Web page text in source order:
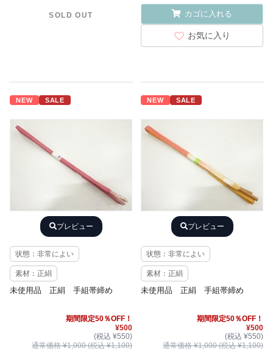
SOLD OUT カゴに入れる
お気に入り
NEW SALE
プレビュー
状態：非常によい
素材：正絹
未使用品 正絹 手組帯締め
期間限定50％OFF！
¥500
(税込 ¥550)
通常価格 ¥1,000 (税込 ¥1,100)
NEW SALE
プレビュー
状態：非常によい
素材：正絹
未使用品 正絹 手組帯締め
期間限定50％OFF！
¥500
(税込 ¥550)
通常価格 ¥1,000 (税込 ¥1,100)